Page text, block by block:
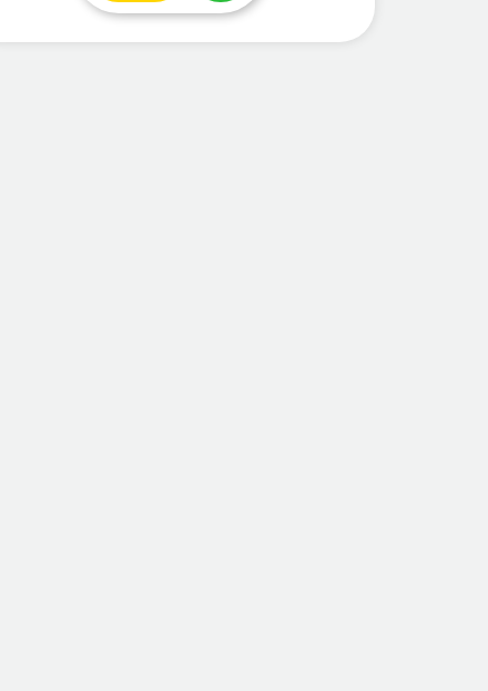
Selectivo.